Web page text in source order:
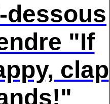
dessous
"If
clap